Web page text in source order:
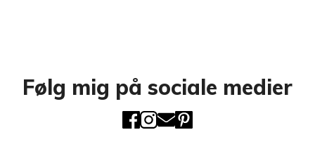
Følg mig på sociale medier